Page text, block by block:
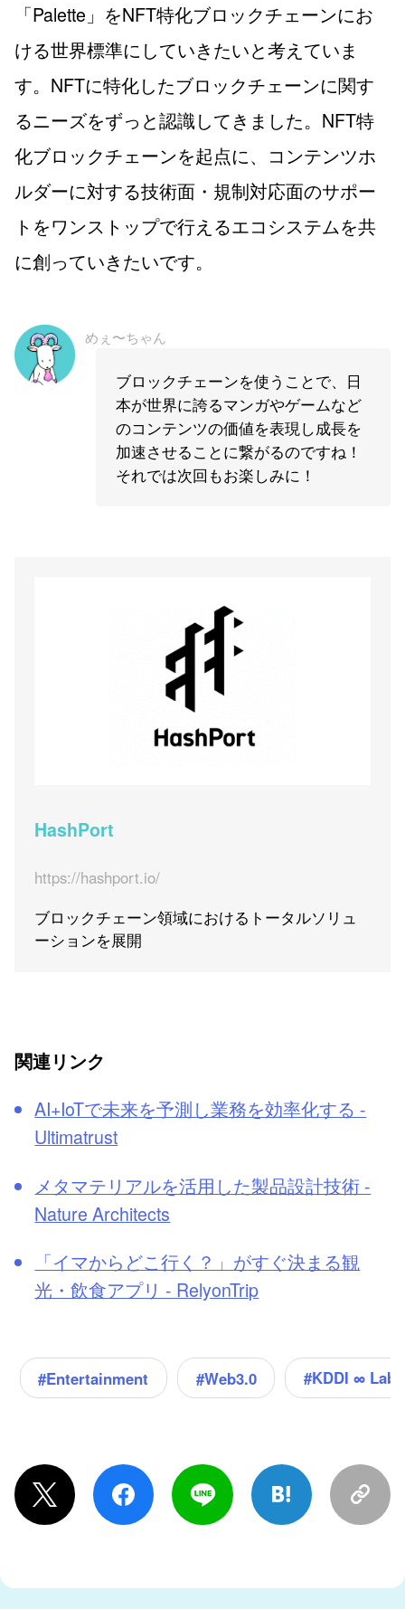
「Palette」をNFT特化ブロックチェーンにお
ける世界標準にしていきたいと考えていま
す。NFTに特化したブロックチェーンに関す
るニーズをずっと認識してきました。NFT特
化ブロックチェーンを起点に、コンテンツホ
ルダーに対する技術面・規制対応面のサポー
トをワンストップで行えるエコシステムを共
に創っていきたいです。
めぇ〜ちゃん
ブロックチェーンを使うことで、日
本が世界に誇るマンガやゲームなど
のコンテンツの価値を表現し成長を
加速させることに繋がるのですね！
それでは次回もお楽しみに！
HashPort
https://hashport.io/
ブロックチェーン領域におけるトータルソリュ
ーションを展開
関連リンク
AI+IoTで未来を予測し業務を効率化する -
Ultimatrust
メタマテリアルを活用した製品設計技術 -
Nature Architects
「イマからどこ行く？」がすぐ決まる観
光・飲食アプリ - RelyonTrip
#Entertainment #Web3.0 #KDDI ∞